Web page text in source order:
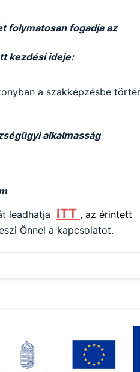
folymatosan fogadja az
kezdési ideje:
a szakképzésbe
alkalmasság
leadhatja ITT , az érintett
Önnel a kapcsolatot.